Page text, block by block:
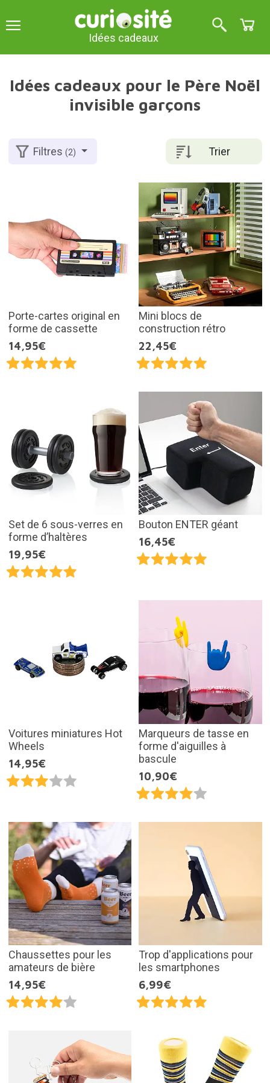
Idées cadeaux
Idées cadeaux pour le Père Noël
invisible garçons
Trier
Filtres(2)
Porte-cartes original en
forme de cassette
14,95€
Mini blocs de
construction rétro
22,45€
Set de 6 sous-verres en
forme d’haltères
19,95€
Bouton ENTER géant
16,45€
Voitures miniatures Hot
Wheels
14,95€
Marqueurs de tasse en
forme d'aiguilles à
bascule
10,90€
Chaussettes pour les
amateurs de bière
14,95€
Trop d'applications pour
les smartphones
6,99€